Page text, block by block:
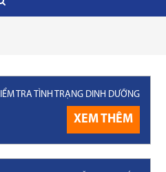
TRA TÌNH TRẠNG DINH DƯỠNG
XEM THÊM